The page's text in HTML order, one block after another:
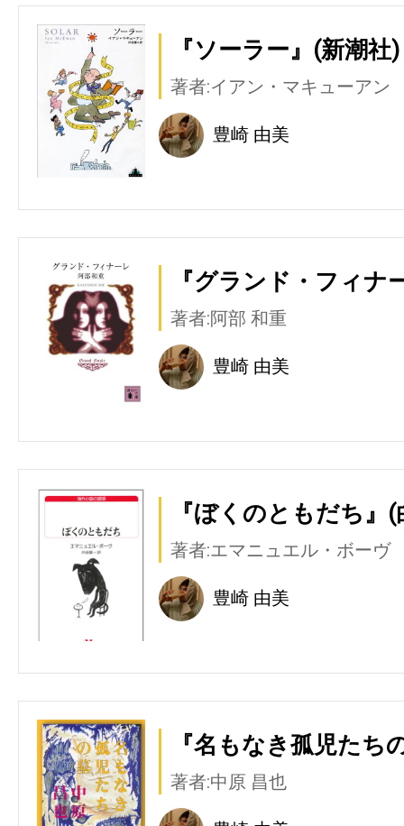
『ソーラー』(新潮社)
著者:イアン・マキューアン
豊崎 由美
『グランド・フィナ
著者:阿部 和重
豊崎 由美
『ぼくのともだち』
著者:エマニュエル・ボーヴ
豊崎 由美
『名もなき孤児たち
著者:中原 昌也